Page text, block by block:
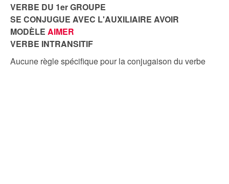
VERBE DU 1er GROUPE
SE CONJUGUE AVEC L'AUXILIAIRE AVOIR
MODÈLE AIMER
VERBE INTRANSITIF
Aucune règle spécifique pour la conjugaison du verbe